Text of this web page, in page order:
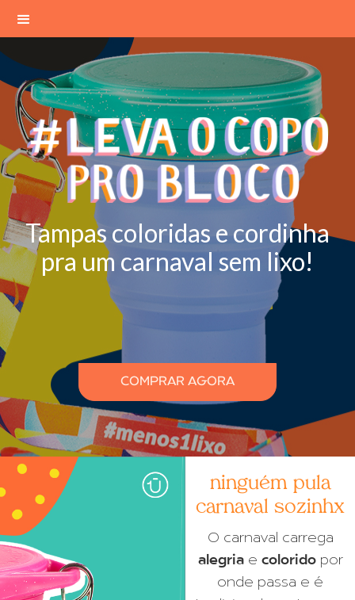
Tampas coloridas e cordinha
pra um carnaval sem lixo!
COMPRAR AGORA
ninguém pula
carnaval sozinhx
O carnaval carrega
alegriae coloridopor
onde passa e é